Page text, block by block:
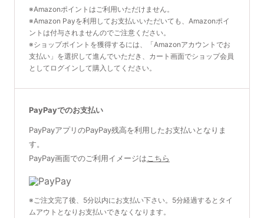
※Amazonポイントはご利用いただけません。
※Amazon Payを利用してお支払いいただいても、Amazonポイ
ントは付与されませんのでご注意ください。
※ショップポイントを獲得するには、「Amazonアカウントでお
支払い」を選択して進んでいただき、カート画面でショップ会員
としてログインして購入してください。
PayPayでのお支払い
PayPayアプリのPayPay残高を利用したお支払いとなりま
す。
PayPay画面でのご利用イメージは こちら
※ご注文完了後、5分以内にお支払い下さい。5分経過するとタイ
ムアウトとなりお支払いできなくなります。